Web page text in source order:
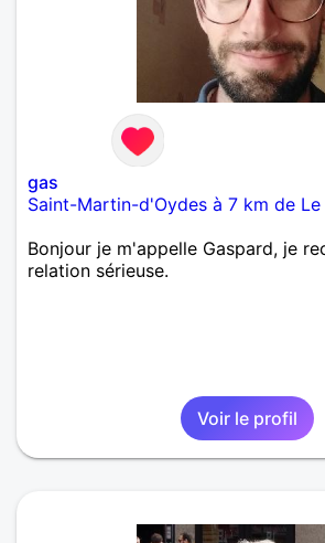
gas
Saint-Martin-d'Oydes à 7 km de Le
Bonjour je m'appelle Gaspard, je
relation sérieuse.
Voir le profil